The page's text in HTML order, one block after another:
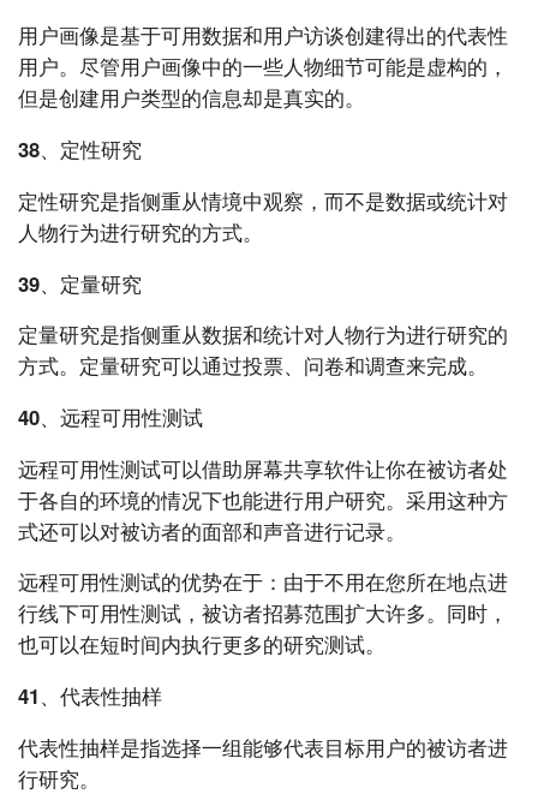
用户画像是基于可用数据和用户访谈创建得出的代表性
用户。尽管用户画像中的一些人物细节可能是虚构的，
但是创建用户类型的信息却是真实的。
38、定性研究
定性研究是指侧重从情境中观察，而不是数据或统计对
人物行为进行研究的方式。
39、定量研究
定量研究是指侧重从数据和统计对人物行为进行研究的
方式。定量研究可以通过投票、问卷和调查来完成。
40、远程可用性测试
远程可用性测试可以借助屏幕共享软件让你在被访者处
于各自的环境的情况下也能进行用户研究。采用这种方
式还可以对被访者的面部和声音进行记录。
远程可用性测试的优势在于：由于不用在您所在地点进
行线下可用性测试，被访者招募范围扩大许多。同时，
也可以在短时间内执行更多的研究测试。
41、代表性抽样
代表性抽样是指选择一组能够代表目标用户的被访者进
行研究。